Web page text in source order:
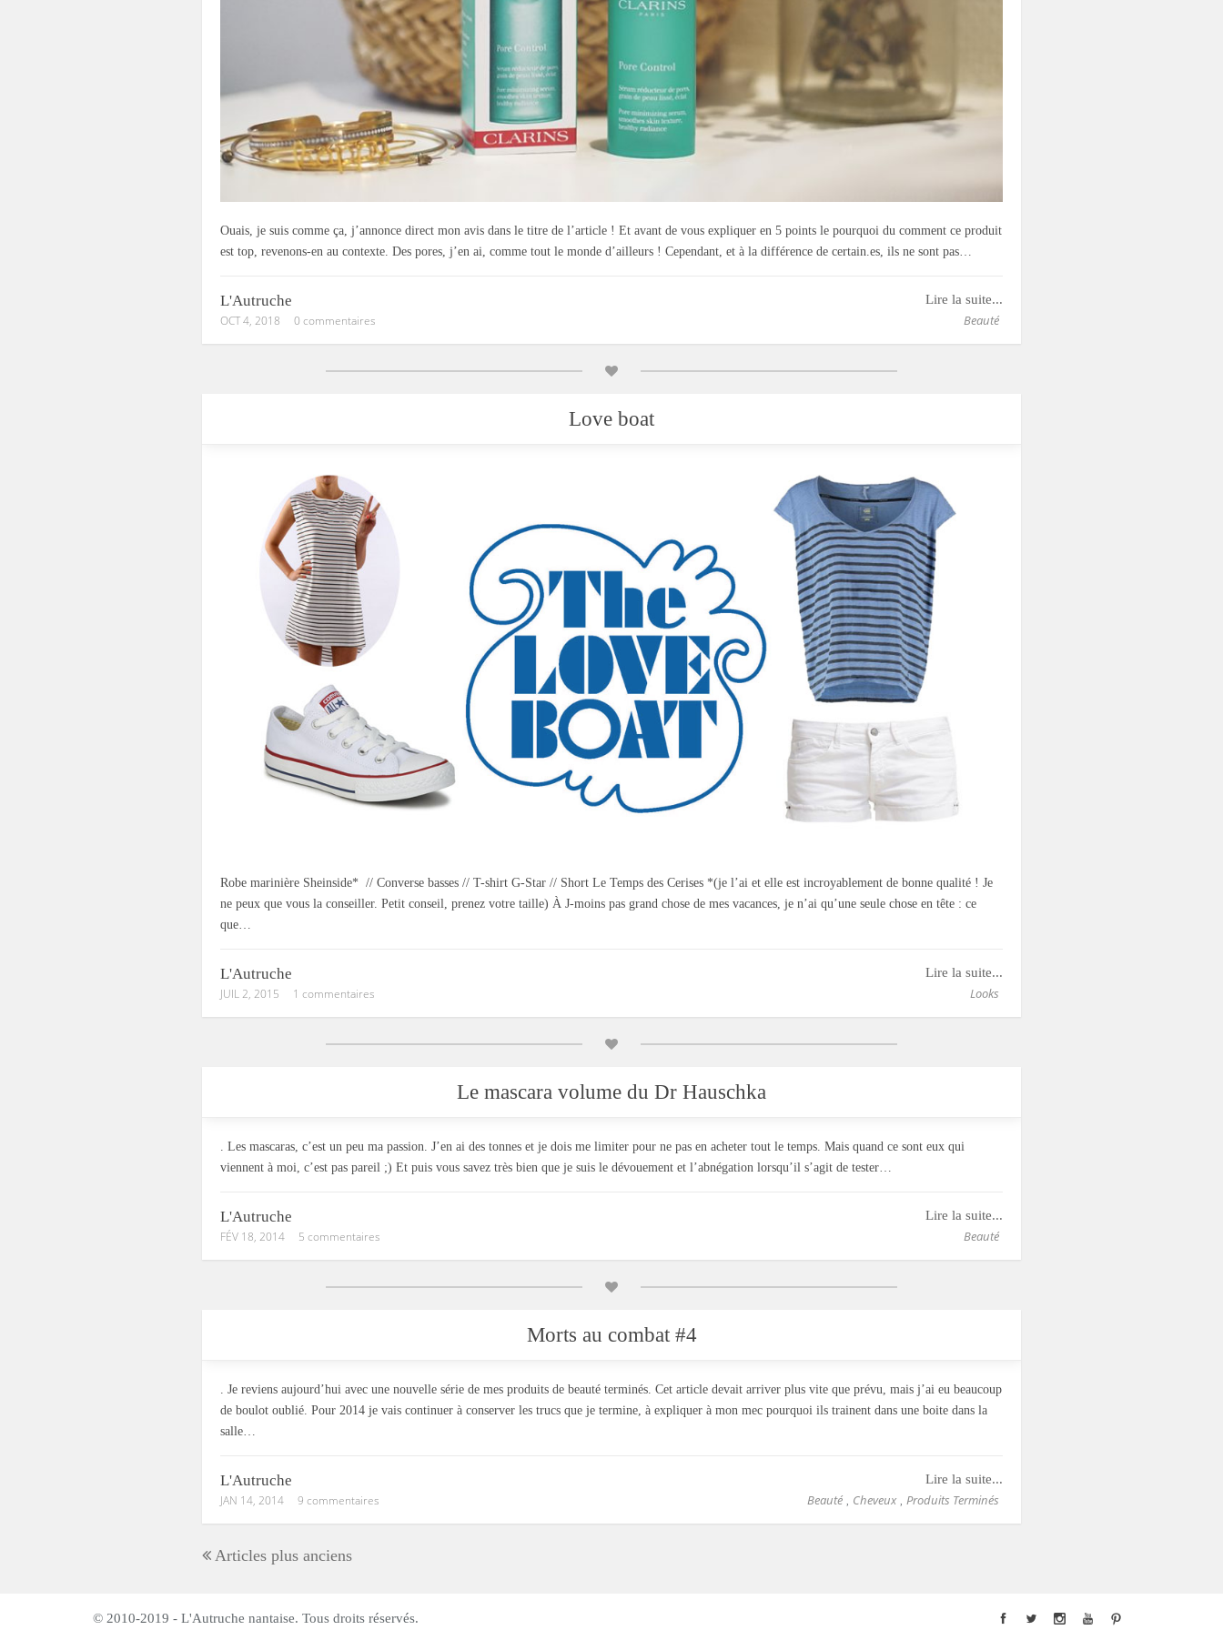
Ouais, je suis comme ça, j’annonce direct mon avis dans le titre de l’article ! Et avant de vous expliquer en 5 points le pourquoi du comment ce produit
est top, revenons-en au contexte. Des pores, j’en ai, comme tout le monde d’ailleurs ! Cependant, et à la différence de certain.es, ils ne sont pas…
Lire la suite...
Beauté
L'Autruche
OCT 4, 2018 0 commentaires
Love boat
Robe marinière Sheinside* // Converse basses // T-shirt G-Star // Short Le Temps des Cerises *(je l’ai et elle est incroyablement de bonne qualité ! Je
ne peux que vous la conseiller. Petit conseil, prenez votre taille) À J-moins pas grand chose de mes vacances, je n’ai qu’une seule chose en tête : ce
que…
Lire la suite...
Looks
L'Autruche
JUIL 2, 2015 1 commentaires
Le mascara volume du Dr Hauschka
. Les mascaras, c’est un peu ma passion. J’en ai des tonnes et je dois me limiter pour ne pas en acheter tout le temps. Mais quand ce sont eux qui
viennent à moi, c’est pas pareil ;) Et puis vous savez très bien que je suis le dévouement et l’abnégation lorsqu’il s’agit de tester…
Lire la suite...
Beauté
L'Autruche
FÉV 18, 2014 5 commentaires
Morts au combat #4
. Je reviens aujourd’hui avec une nouvelle série de mes produits de beauté terminés. Cet article devait arriver plus vite que prévu, mais j’ai eu beaucoup
de boulot oublié. Pour 2014 je vais continuer à conserver les trucs que je termine, à expliquer à mon mec pourquoi ils trainent dans une boite dans la
salle…
Lire la suite...
Beauté Cheveux Produits Terminés
L'Autruche
JAN 14, 2014 9 commentaires
Articles plus anciens
© 2010-2019 - L'Autruche nantaise. Tous droits réservés.